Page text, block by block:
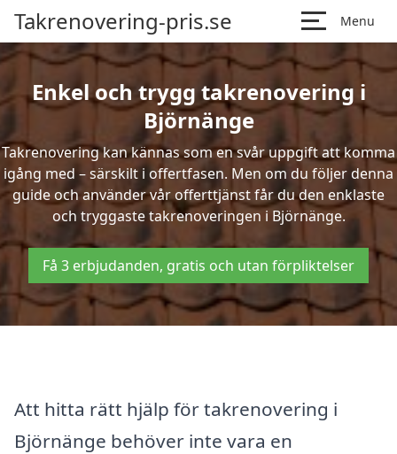
Takrenovering-pris.se Menu
Enkel och trygg takrenovering i
Björnänge
Takrenovering kan kännas som en svår uppgift att komma
igång med – särskilt i offertfasen. Men om du följer denna
guide och använder vår offerttjänst får du den enklaste
och tryggaste takrenoveringen i Björnänge.
Få 3 erbjudanden, gratis och utan förpliktelser
Att hitta rätt hjälp för takrenovering i
Björnänge behöver inte vara en